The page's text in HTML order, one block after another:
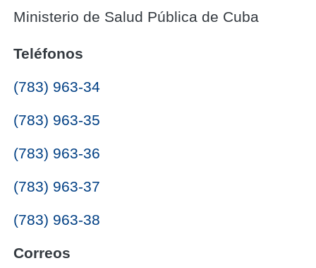
Ministerio de Salud Pública de Cuba
Teléfonos
(783) 963-34
(783) 963-35
(783) 963-36
(783) 963-37
(783) 963-38
Correos